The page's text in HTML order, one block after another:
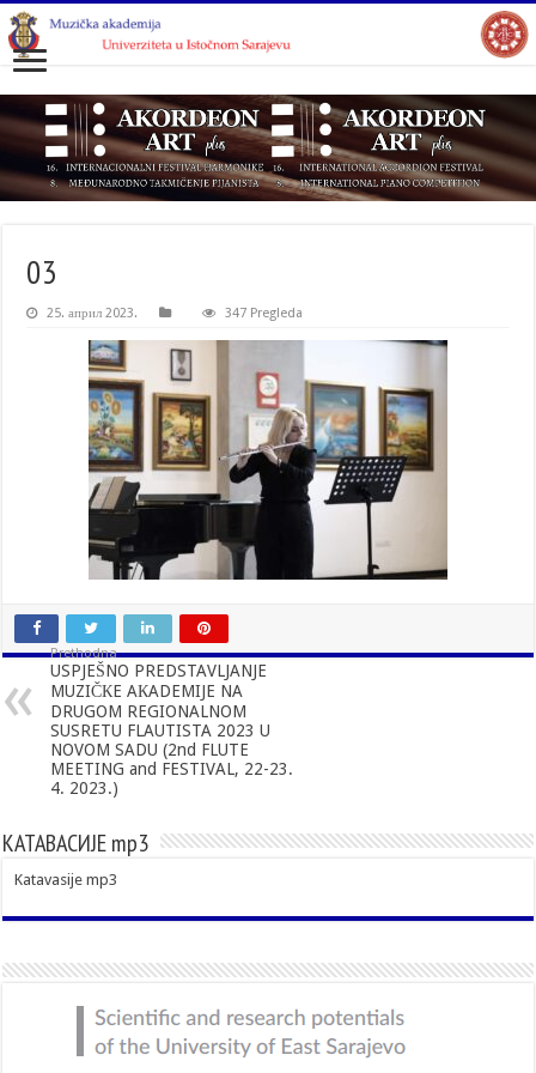
03
25. април 2023. 347 Pregleda
Prethodna
USPJEŠNO PREDSTAVLJANJE
MUZIČКE AКADEMIJE NA
DRUGOM REGIONALNOM
SUSRETU FLAUTISTA 2023 U
NOVOM SADU (2nd FLUTE
MEETING and FESTIVAL, 22-23.
4. 2023.)
КАТАВАСИЈЕ mp3
Katavasije mp3